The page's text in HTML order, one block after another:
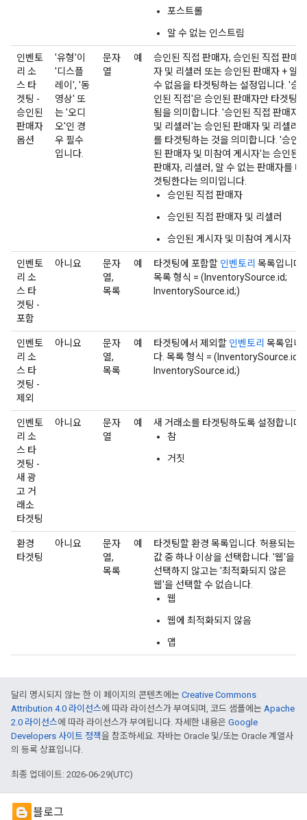
포스트롤
알 수 없는 인스트림
인벤토
리 소
스 타
겟팅 -
승인된
판매자
옵션
'유형'이
'디스플
레이', '동
영상' 또
는 '오디
오'인 경
우 필수
입니다.
문자
열
예
승인된 직접 판매자, 승인된 직접 판매
자 및 리셀러 또는 승인된 판매자 + 알
수 없음을 타겟팅하는 설정입니다. '승
인된 직접'은 승인된 판매자만 타겟팅
됨을 의미합니다. '승인된 직접 판매자
및 리셀러'는 승인된 판매자 및 리셀러
를 타겟팅하는 것을 의미합니다. '승인
된 판매자 및 미참여 게시자'는 승인된
판매자, 리셀러, 알 수 없는 판매자를 타
겟팅한다는 의미입니다.
승인된 직접 판매자
승인된 직접 판매자 및 리셀러
승인된 게시자 및 미참여 게시자
인벤토
리 소
스 타
겟팅 -
포함
아니요
문자
열,
목록
예 타겟팅에 포함할 인벤토리 목록입니다.
목록 형식 = (InventorySource.id;
InventorySource.id;)
인벤토
리 소
스 타
겟팅 -
제외
아니요
문자
열,
목록
예 타겟팅에서 제외할 인벤토리 목록입니
다. 목록 형식 = (InventorySource.id;
InventorySource.id;)
인벤토
리 소
스 타
겟팅 -
새 광
고 거
래소
타겟팅
아니요
문자
열
예
새 거래소를 타겟팅하도록 설정합니다.
참
거짓
환경
타겟팅
아니요
문자
열,
목록
예
타겟팅할 환경 목록입니다. 허용되는
값 중 하나 이상을 선택합니다. '웹'을
선택하지 않고는 '최적화되지 않은
웹'을 선택할 수 없습니다.
웹
웹에 최적화되지 않음
앱
달리 명시되지 않는 한 이 페이지의 콘텐츠에는 Creative Commons
Attribution 4.0 라이선스에 따라 라이선스가 부여되며, 코드 샘플에는 Apache
2.0 라이선스에 따라 라이선스가 부여됩니다. 자세한 내용은 Google
Developers 사이트 정책을 참조하세요. 자바는 Oracle 및/또는 Oracle 계열사
의 등록 상표입니다.
최종 업데이트: 2026-06-29(UTC)
블로그